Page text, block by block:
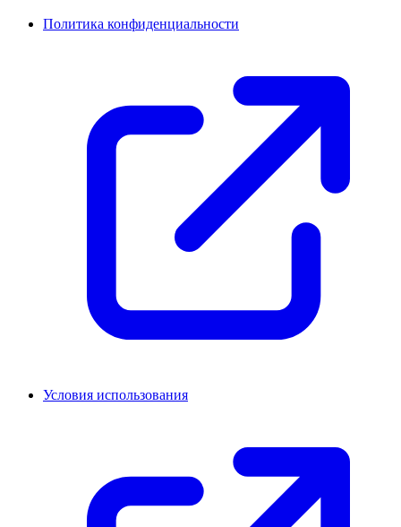
Политика конфиденциальности
Условия использования